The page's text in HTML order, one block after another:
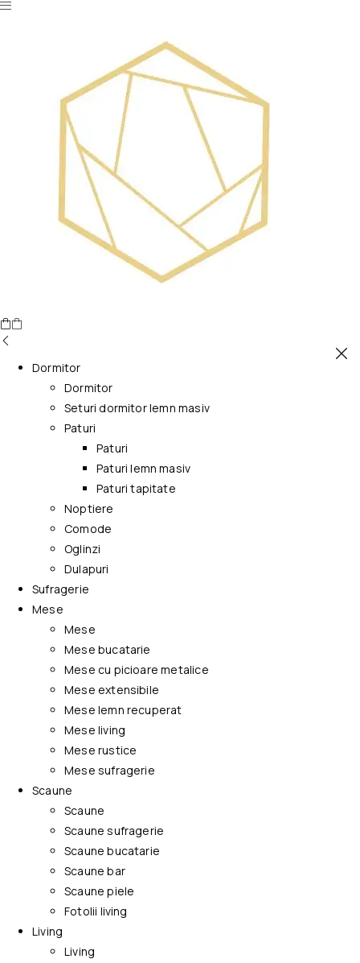
Dormitor
Dormitor
Seturi dormitor lemn masiv
Paturi
Paturi
Paturi lemn masiv
Paturi tapitate
Noptiere
Comode
Oglinzi
Dulapuri
Sufragerie
Mese
Mese
Mese bucatarie
Mese cu picioare metalice
Mese extensibile
Mese lemn recuperat
Mese living
Mese rustice
Mese sufragerie
Scaune
Scaune
Scaune sufragerie
Scaune bucatarie
Scaune bar
Scaune piele
Fotolii living
Living
Living